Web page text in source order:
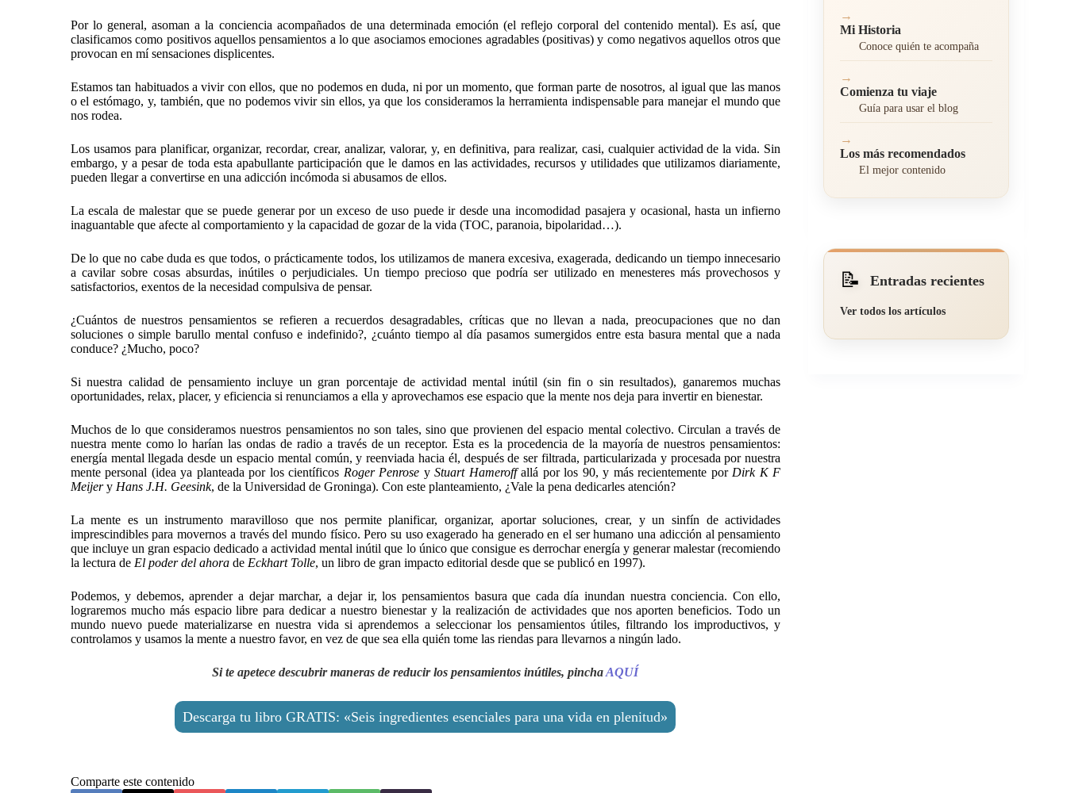
Por lo general, asoman a la conciencia acompañados de una determinada emoción (el reflejo corporal del contenido mental). Es así, que
clasificamos como positivos aquellos pensamientos a lo que asociamos emociones agradables (positivas) y como negativos aquellos otros que
provocan en mí sensaciones displicentes.
Estamos tan habituados a vivir con ellos, que no podemos en duda, ni por un momento, que forman parte de nosotros, al igual que las manos
o el estómago, y, también, que no podemos vivir sin ellos, ya que los consideramos la herramienta indispensable para manejar el mundo que
nos rodea.
Los usamos para planificar, organizar, recordar, crear, analizar, valorar, y, en definitiva, para realizar, casi, cualquier actividad de la vida. Sin
embargo, y a pesar de toda esta apabullante participación que le damos en las actividades, recursos y utilidades que utilizamos diariamente,
pueden llegar a convertirse en una adicción incómoda si abusamos de ellos.
La escala de malestar que se puede generar por un exceso de uso puede ir desde una incomodidad pasajera y ocasional, hasta un infierno
inaguantable que afecte al comportamiento y la capacidad de gozar de la vida (TOC, paranoia, bipolaridad…).
De lo que no cabe duda es que todos, o prácticamente todos, los utilizamos de manera excesiva, exagerada, dedicando un tiempo innecesario
a cavilar sobre cosas absurdas, inútiles o perjudiciales. Un tiempo precioso que podría ser utilizado en menesteres más provechosos y
satisfactorios, exentos de la necesidad compulsiva de pensar.
¿Cuántos de nuestros pensamientos se refieren a recuerdos desagradables, críticas que no llevan a nada, preocupaciones que no dan
soluciones o simple barullo mental confuso e indefinido?, ¿cuánto tiempo al día pasamos sumergidos entre esta basura mental que a nada
conduce? ¿Mucho, poco?
Si nuestra calidad de pensamiento incluye un gran porcentaje de actividad mental inútil (sin fin o sin resultados), ganaremos muchas
oportunidades, relax, placer, y eficiencia si renunciamos a ella y aprovechamos ese espacio que la mente nos deja para invertir en bienestar.
Muchos de lo que consideramos nuestros pensamientos no son tales, sino que provienen del espacio mental colectivo. Circulan a través de
nuestra mente como lo harían las ondas de radio a través de un receptor. Esta es la procedencia de la mayoría de nuestros pensamientos:
energía mental llegada desde un espacio mental común, y reenviada hacia él, después de ser filtrada, particularizada y procesada por nuestra
mente personal (idea ya planteada por los científicos Roger Penrose yStuart Hameroffallá por los 90, y más recientemente porDirk K F
Meijery Hans J.H. Geesink, de la Universidad de Groninga). Con este planteamiento, ¿Vale la pena dedicarles atención?
La mente es un instrumento maravilloso que nos permite planificar, organizar, aportar soluciones, crear, y un sinfín de actividades
imprescindibles para movernos a través del mundo físico. Pero su uso exagerado ha generado en el ser humano una adicción al pensamiento
que incluye un gran espacio dedicado a actividad mental inútil que lo único que consigue es derrochar energía y generar malestar (recomiendo
la lectura de El poder del ahorade Eckhart Tolle, un libro de gran impacto editorial desde que se publicó en 1997).
Podemos, y debemos, aprender a dejar marchar, a dejar ir, los pensamientos basura que cada día inundan nuestra conciencia. Con ello,
lograremos mucho más espacio libre para dedicar a nuestro bienestar y la realización de actividades que nos aporten beneficios. Todo un
mundo nuevo puede materializarse en nuestra vida si aprendemos a seleccionar los pensamientos útiles, filtrando los improductivos, y
controlamos y usamos la mente a nuestro favor, en vez de que sea ella quién tome las riendas para llevarnos a ningún lado.
Si te apetece descubrir maneras de reducir los pensamientos inútiles, pinchaAQUÍ
Descarga tu libro GRATIS: «Seis ingredientes esenciales para una vida en plenitud»
Comparte este contenido
→
Mi Historia
Conoce quién te acompaña
→
Comienza tu viaje
Guía para usar el blog
→
Los más recomendados
El mejor contenido
📝 Entradas recientes
Ver todos los artículos